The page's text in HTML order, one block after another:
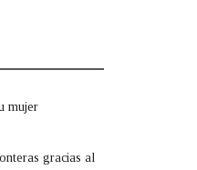
mujer
gracias al